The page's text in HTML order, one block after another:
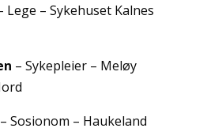
Lege – Sykehuset Kalnes
– Sykepleier – Meløy
– Sosionom – Haukeland